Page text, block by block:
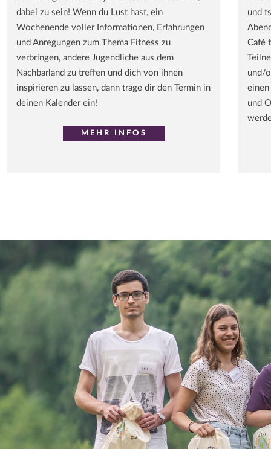
dabei zu sein! Wenn du Lust hast, ein
Wochenende voller Informationen, Erfahrungen
und Anregungen zum Thema Fitness zu
verbringen, andere Jugendliche aus dem
Nachbarland zu treffen und dich von ihnen
inspirieren zu lassen, dann trage dir den Termin in
deinen Kalender ein!
MEHR INFOS
und
Café
und/
einen
und